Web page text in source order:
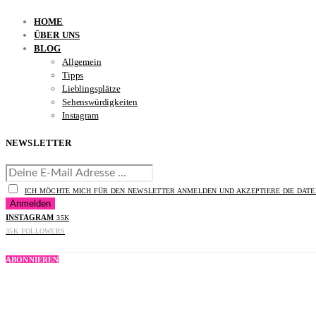
HOME
ÜBER UNS
BLOG
Allgemein
Tipps
Lieblingsplätze
Sehenswürdigkeiten
Instagram
NEWSLETTER
ICH MÖCHTE MICH FÜR DEN NEWSLETTER ANMELDEN UND AKZEPTIERE DIE
INSTAGRAM 35K
35K FOLLOWERS
ABONNIEREN